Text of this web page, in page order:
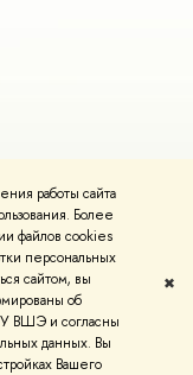
работы сайта
Более
файлов cookies
персональных
сайтом, вы
об
ВШЭ и согласны
данных. Вы
Вашего
✖
в НИУ ВШЭ